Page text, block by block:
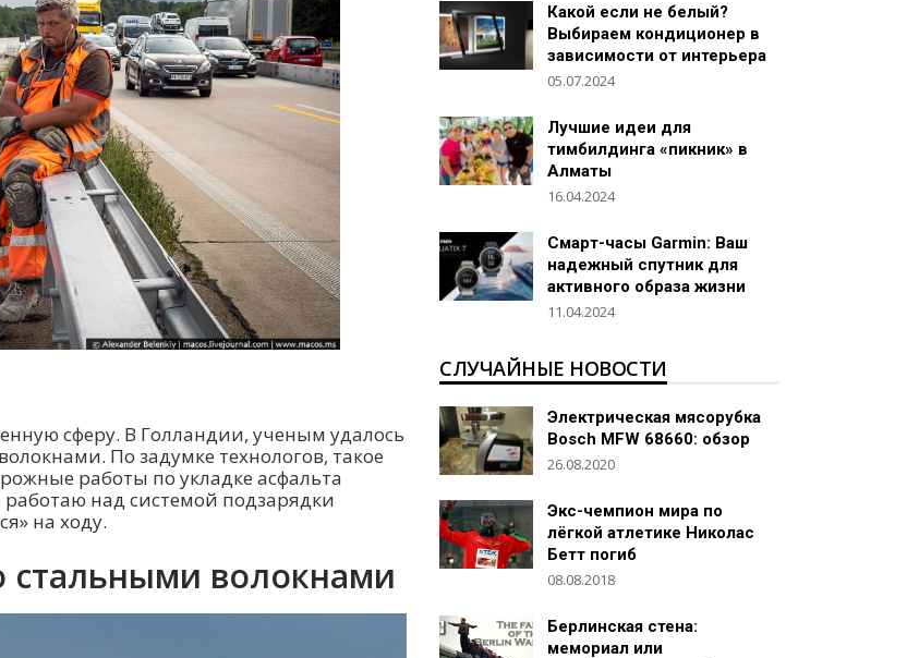
сферу. В Голландии, ученым удалось
По задумке технологов, такое
работы по укладке асфальта
над системой подзарядки
на ходу.
стальными волокнами
Какой если не белый?
Выбираем кондиционер в
зависимости от интерьера
05.07.2024
Лучшие идеи для
тимбилдинга «пикник» в
Алматы
16.04.2024
Смарт-часы Garmin: Ваш
надежный спутник для
активного образа жизни
11.04.2024
СЛУЧАЙНЫЕ НОВОСТИ
Электрическая мясорубка
Bosch MFW 68660: обзор
26.08.2020
Экс-чемпион мира по
лёгкой атлетике Николас
Бетт погиб
08.08.2018
Берлинская стена:
мемориал или